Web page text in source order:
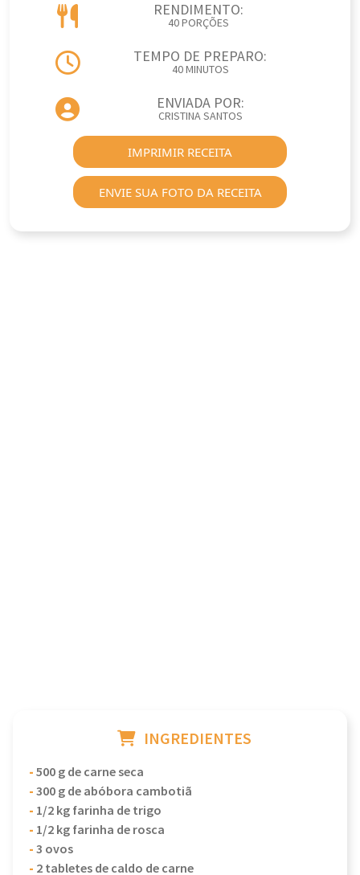
RENDIMENTO:
40 PORÇÕES
TEMPO DE PREPARO:
40 MINUTOS
ENVIADA POR:
CRISTINA SANTOS
IMPRIMIR RECEITA
ENVIE SUA FOTO DA RECEITA
INGREDIENTES
-500 g de carne seca
-300 g de abóbora cambotiã
- 1/2 kg farinha de trigo
- 1/2 kg farinha de rosca
-3 ovos
- 2 tabletes de caldo de carne